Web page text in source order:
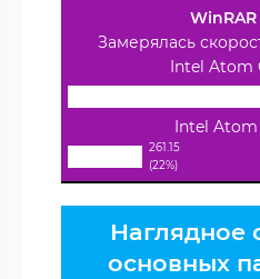
Замерялась
Intel Atom
Intel Atom
261.15
(22%)
Наглядное
основных